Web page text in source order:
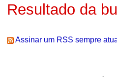
Resultado da
Assinar um RSS sempre